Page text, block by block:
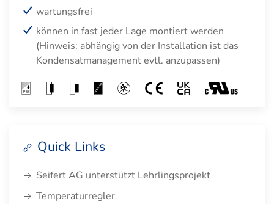
wartungsfrei
können in fast jeder Lage montiert werden
(Hinweis: abhängig von der Installation ist das
Kondensatmanagement evtl. anzupassen)
Quick Links
Seifert AG unterstützt Lehrlingsprojekt
Temperaturregler